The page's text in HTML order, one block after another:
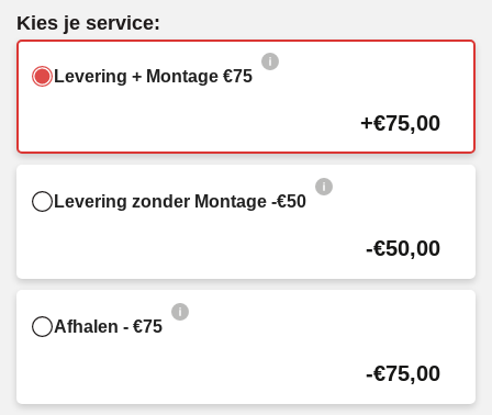
Kies je service:
Levering + Montage €75
+€75,00
Levering zonder Montage -€50
-€50,00
Afhalen - €75
-€75,00